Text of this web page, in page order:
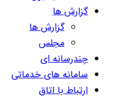
گزارش ها
گزارش ها
مجلس
چندرسانه ای
سامانه های خدماتی
ارتباط با اتاق